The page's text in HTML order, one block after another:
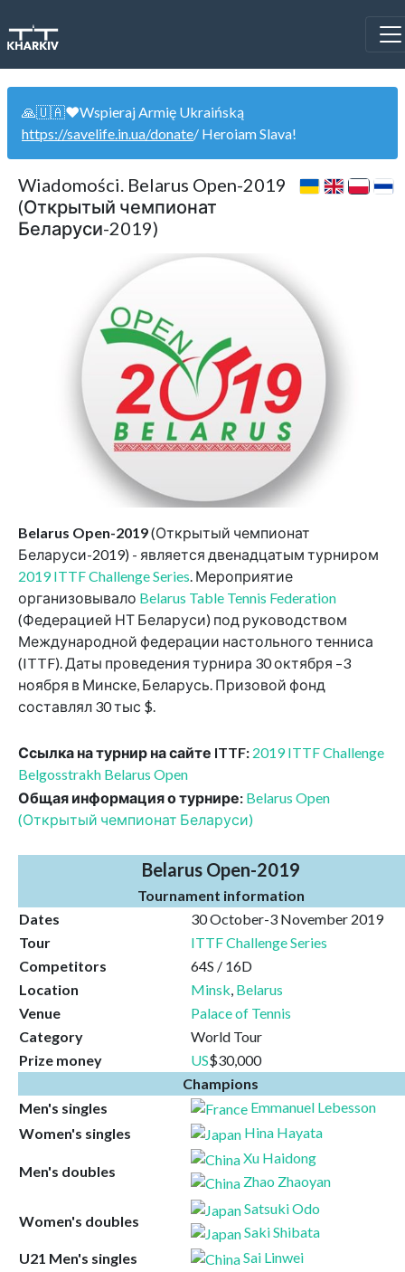
🙏🇺🇦❤️Wspieraj Armię Ukraińską
https://savelife.in.ua/donate/ Heroiam Slava!
Wiadomości. Belarus Open-2019
(Открытый чемпионат
Беларуси-2019)
Belarus Open-2019(Открытый чемпионат
Беларуси-2019) - является двенадцатым турниром
2019 ITTF Challenge Series . Мероприятие
организовывало Belarus Table Tennis Federation
(Федерацией НТ Беларуси) под руководством
Международной федерации настольного тенниса
(ITTF). Даты проведения турнира 30 октября –3
ноября в Минске, Беларусь. Призовой фонд
составлял 30 тыс $.
Ссылка на турнир на сайте ITTF: 2019 ITTF Challenge
Belgosstrakh Belarus Open
Общая информация о турнире: Belarus Open
(Открытый чемпионат Беларуси)
Belarus Open-2019
Tournament information
Dates
30 October-3 November 2019
Tour
ITTF Challenge Series
Competitors
64S / 16D
Location
Minsk Belarus
Venue
Palace of Tennis
Category
World Tour
Prize money
US$30,000
Champions
Men's singles
Emmanuel Lebesson
Women's singles
Hina Hayata
Men's doubles
Xu Haidong
Zhao Zhaoyan
Women's doubles
Satsuki Odo
Saki Shibata
U21 Men's singles
Sai Linwei